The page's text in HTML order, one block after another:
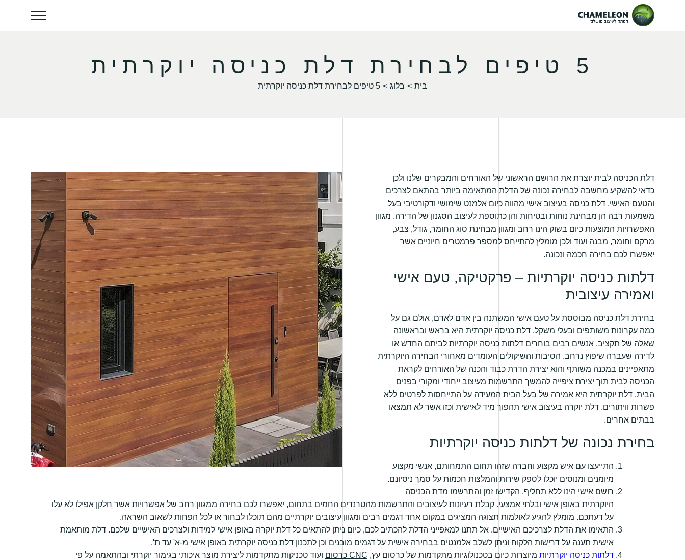
5 טיפים לבחירת דלת כניסה יוקרתית
בית בלוג 5 טיפים לבחירת דלת כניסה יוקרתית
דלת הכניסה לבית יוצרת את הרושם הראשוני של האורחים והמבקרים שלנו ולכן
כדאי להשקיע מחשבה לבחירה נכונה של הדלת המתאימה ביותר בהתאם לצרכים
והטעם האישי. דלת כניסה בעיצוב אישי מהווה כיום אלמנט שימושי ודקורטיבי בעל
משמעות רבה הן מבחינת נוחות ובטיחות והן כתוספת לעיצוב הסגנון של הדירה. מגוון
האפשרויות המוצעות כיום בשוק הינו רחב ומגוון מבחינת סוג החומר, גודל, צבע,
מרקם וחומר, מבנה ועוד ולכן מומלץ להתייחס למספר פרמטרים חיוניים אשר
יאפשרו לכם בחירה חכמה ונכונה.
דלתות כניסה יוקרתיות – פרקטיקה, טעם אישי
ואמירה עיצובית
בחירת דלת כניסה מבוססת על טעם אישי המשתנה בין אדם לאדם, אולם גם על
כמה עקרונות משותפים ובעלי משקל. דלת כניסה יוקרתית היא בראש ובראשונה
שאלה של תקציב, אנשים רבים בוחרים דלתות כניסה יוקרתיות לביתם החדש או
לדירה שעברה שיפוץ נרחב. הסיבות והשיקולים העומדים מאחורי הבחירה היוקרתית
מתאפיינים במכנה משותף והוא יצירת הדרת כבוד והכנה של האורחים לקראת
הכניסה לבית תוך יצירת ציפייה להמשך התרשמות מעיצוב ייחודי ומקורי בפנים
הבית. דלת יוקרתית היא אמירה של בעל הבית המעידה על התייחסות לפרטים ללא
פשרות וויתורים. דלת יוקרה בעיצוב אישי תהפוך מיד לאישית וכזו אשר לא תמצאו
בבתים אחרים.
בחירת נכונה של דלתות כניסה יוקרתיות
התייעצו עם איש מקצוע וחברה שזהו תחום התמחותם, אנשי מקצוע
מיומנים ומנוסים יוכלו לספק שירות והמלצות חכמות על סמך ניסיונם.
רושם אישי הינו ללא תחליף, הקדישו זמן והתרשמו מדת הכניסה
היוקרתית באופן אישי ובלתי אמצעי. קבלת רעיונות לעיצובים והתרשמות מהטרנדים החמים בתחום, יאפשרו לכם בחירה ממגוון רחב של אפשרויות אשר חלקן אפילו לא עלו
על דעתכם. מומלץ להגיע לאולמות תצוגה המציגים במקום אחד דגמים רבים ומגוון עיצובים יוקרתיים מהם תוכלו לבחור או לכל הפחות לשאוב השראה.
התאימו את הדלת לצרכיכם האישיים. אל תתנו למאפייני הדלת להכתיב לכם, כיום ניתן להתאים כל דלת יוקרה באופן אישי למידות ולצרכים האישיים שלכם. דלת מותאמת
אישית תענה על דרישות הלקוח וניתן לשלב אלמנטים בבחירה אישית על דגמים מובנים וכן לתכנון דלת כניסה יוקרתית באופן אישי מ-א' עד ת'.
דלתות כניסה יוקרתיות מיוצרות כיום בטכנולוגיות מתקדמות של כרסום עץ, CNC כרסום
ועוד טכניקות מתקדמות ליצירת מוצר איכותי בגימור יוקרתי ובהתאמה על פי